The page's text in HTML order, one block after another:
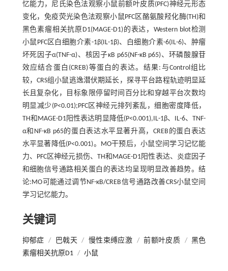
忆能力，尼氏染色法观察小鼠前额叶皮质(PFC)神经元形态
变化，免疫荧光染色法观察小鼠PFC区酪氨酸羟化酶(TH)和
黑色素瘤相关抗原D1(MAGE-D1)的表达，Western blot检测
小鼠PFC区白细胞介素-1β(IL-1β)、白细胞介素-6(IL-6)、肿瘤
坏死因子α(TNF-α)、核因子κB p65(NF-κB p65)、环磷酸腺苷
效应结合蛋白(CREB)等蛋白的表达。结果:与Control组比
较，CRS组小鼠逃逸潜伏期延长，探寻平台路程轨迹明显延
长且复杂化，目标象限停留时间百分比和穿越平台次数均
明显减少(P<0.01);PFC区神经元排列紊乱，细胞密度降低，
TH和MAGE-D1阳性表达明显降低(P<0.001),IL-1β、IL-6、TNF-
α和NF-κB p65的蛋白表达水平显著升高，CREB的蛋白表达
水平显著降低(P<0.001)。MO干预后，小鼠空间学习记忆能
力、PFC区神经元损伤、TH和MAGE-D1阳性表达、炎症因子
和细胞信号通路相关蛋白的表达均呈现明显改善趋势。结
论:MO可能通过调节NF-κB/CREB信号通路改善CRS小鼠空间
学习记忆能力。
关键词
抑郁症 / 巴戟天 / 慢性束缚应激 / 前额叶皮质 / 黑色
素瘤相关抗原D1 / 小鼠